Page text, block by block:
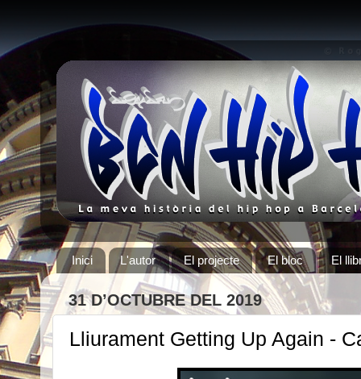
Inici L'autor El projecte El bloc El
31 D’OCTUBRE DEL 2019
Lliurament Getting Up Again -